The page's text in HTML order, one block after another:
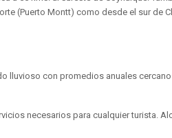
(Puerto Montt) como desde el sur de
con promedios anuales
necesarios para cualquier turista.